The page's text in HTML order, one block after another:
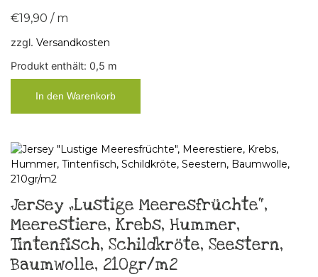
€19,90 / m
zzgl. Versandkosten
Produkt enthält: 0,5 m
In den Warenkorb
Jersey „Lustige Meeresfrüchte“,
Meerestiere, Krebs, Hummer,
Tintenfisch, Schildkröte, Seestern,
Baumwolle, 210gr/m2